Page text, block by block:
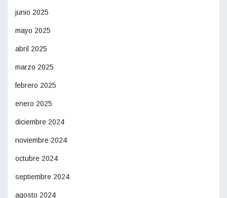
junio 2025
mayo 2025
abril 2025
marzo 2025
febrero 2025
enero 2025
diciembre 2024
noviembre 2024
octubre 2024
septiembre 2024
agosto 2024